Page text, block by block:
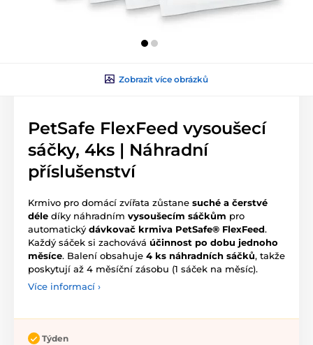
Zobrazit více obrázků
PetSafe FlexFeed vysoušecí
sáčky, 4ks | Náhradní
příslušenství
Krmivo pro domácí zvířata zůstane suché a čerstvé
déle díky náhradním vysoušecím sáčkům pro
automatický dávkovač krmiva PetSafe® FlexFeed.
Každý sáček si zachovává účinnost po dobu jednoho
měsíce. Balení obsahuje 4 ks náhradních sáčků, takže
poskytují až 4 měsíční zásobu (1 sáček na měsíc).
Více informací ›
Týden